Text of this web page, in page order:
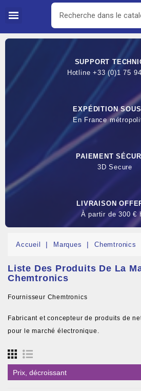
SUPPORT
Hotline +33 (0)1 75
EXPÉDITION
En France
PAIEMENT
3D Secure
LIVRAISON
À partir de 300 €
Accueil Marques Chemtronics
Liste Des Produits De La
Chemtronics
Fournisseur Chemtronics
Fabricant et concepteur de produits de
pour le marché électronique.
Prix, décroissant